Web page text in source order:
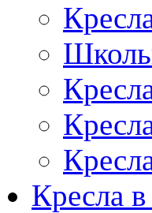
Кресла